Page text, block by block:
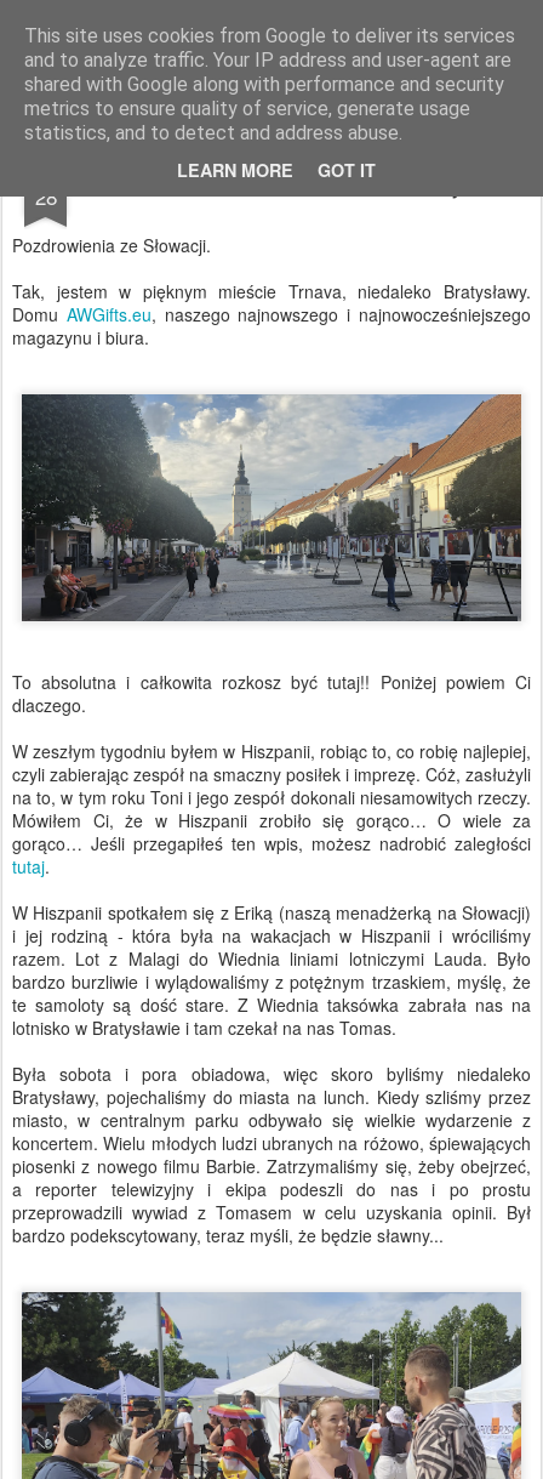
This site uses cookies from Google to deliver its services
and to analyze traffic. Your IP address and user-agent are
shared with Google along with performance and security
metrics to ensure quality of service, generate usage
statistics, and to detect and address abuse.
LEARN MORE GOT IT
AWGifts Polska
Home
28 Herbata i Królowa na Słowacji
Pozdrowienia ze Słowacji.
Tak, jestem w pięknym mieście Trnava, niedaleko Bratysławy.
Domu AWGifts.eu, naszego najnowszego i najnowocześniejszego
magazynu i biura.
To absolutna i całkowita rozkosz być tutaj!! Poniżej powiem Ci
dlaczego.
W zeszłym tygodniu byłem w Hiszpanii, robiąc to, co robię najlepiej,
czyli zabierając zespół na smaczny posiłek i imprezę. Cóż, zasłużyli
na to, w tym roku Toni i jego zespół dokonali niesamowitych rzeczy.
Mówiłem Ci, że w Hiszpanii zrobiło się gorąco… O wiele za
gorąco… Jeśli przegapiłeś ten wpis, możesz nadrobić zaległości
tutaj.
W Hiszpanii spotkałem się z Eriką (naszą menadżerką na Słowacji)
i jej rodziną - która była na wakacjach w Hiszpanii i wróciliśmy
razem. Lot z Malagi do Wiednia liniami lotniczymi Lauda. Było
bardzo burzliwie i wylądowaliśmy z potężnym trzaskiem, myślę, że
te samoloty są dość stare. Z Wiednia taksówka zabrała nas na
lotnisko w Bratysławie i tam czekał na nas Tomas.
Była sobota i pora obiadowa, więc skoro byliśmy niedaleko
Bratysławy, pojechaliśmy do miasta na lunch. Kiedy szliśmy przez
miasto, w centralnym parku odbywało się wielkie wydarzenie z
koncertem. Wielu młodych ludzi ubranych na różowo, śpiewających
piosenki z nowego filmu Barbie. Zatrzymaliśmy się, żeby obejrzeć,
a reporter telewizyjny i ekipa podeszli do nas i po prostu
przeprowadzili wywiad z Tomasem w celu uzyskania opinii. Był
bardzo podekscytowany, teraz myśli, że będzie sławny...